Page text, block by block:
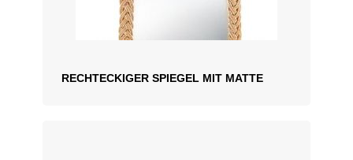
RECHTECKIGER SPIEGEL MIT MATTE